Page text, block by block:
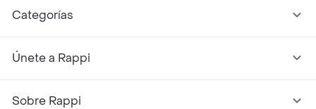
Categorías
Únete a Rappi
Sobre Rappi